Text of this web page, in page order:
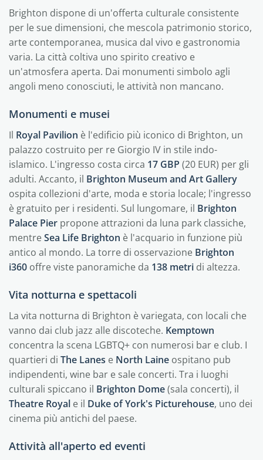
Brighton dispone di un'offerta culturale consistente
per le sue dimensioni, che mescola patrimonio storico,
arte contemporanea, musica dal vivo e gastronomia
varia. La città coltiva uno spirito creativo e
un'atmosfera aperta. Dai monumenti simbolo agli
angoli meno conosciuti, le attività non mancano.
Monumenti e musei
Il Royal Pavilion è l'edificio più iconico di Brighton, un
palazzo costruito per re Giorgio IV in stile indo-
islamico. L'ingresso costa circa 17 GBP (20 EUR) per gli
adulti. Accanto, il Brighton Museum and Art Gallery
ospita collezioni d'arte, moda e storia locale; l'ingresso
è gratuito per i residenti. Sul lungomare, il Brighton
Palace Pier propone attrazioni da luna park classiche,
mentreSea Life Brighton è l'acquario in funzione più
antico al mondo. La torre di osservazione Brighton
i360 offre viste panoramiche da 138 metri di altezza.
Vita notturna e spettacoli
La vita notturna di Brighton è variegata, con locali che
vanno dai club jazz alle discoteche. Kemptown
concentra la scena LGBTQ+ con numerosi bar e club. I
quartieri di The Lanes e North Laine ospitano pub
indipendenti, wine bar e sale concerti. Tra i luoghi
culturali spiccano il Brighton Dome(sala concerti), il
Theatre Royal e il Duke of York's Picturehouse, uno dei
cinema più antichi del paese.
Attività all'aperto ed eventi